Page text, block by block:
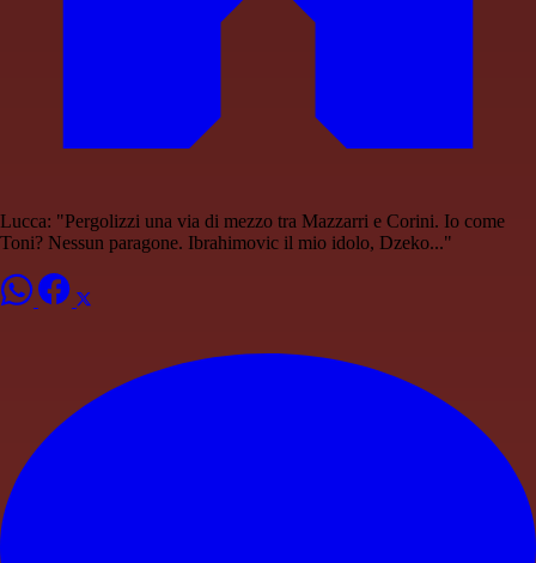
Lucca: "Pergolizzi una via di mezzo tra Mazzarri e Corini. Io come
Toni? Nessun paragone. Ibrahimovic il mio idolo, Dzeko..."